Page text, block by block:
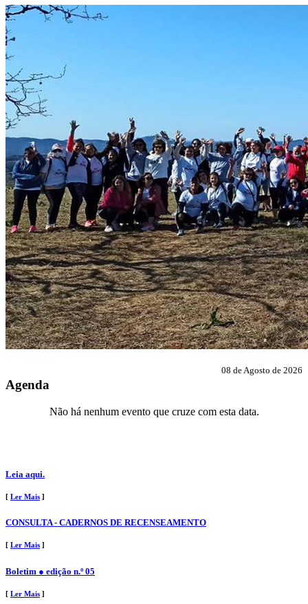
Agenda
08 de Agosto de 2026
Não há nenhum evento que cruze com esta data.
Leia aqui.
[ Ler Mais ]
CONSULTA - CADERNOS DE RECENSEAMENTO
[ Ler Mais ]
Boletim ● edição n.º 05
[ Ler Mais ]